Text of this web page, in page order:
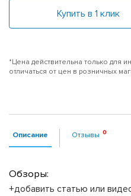
Купить в 1 клик
*Цена действительна только для
отличаться от цен в розничных
Описание Отзывы
Обзоры:
+добавить статью или